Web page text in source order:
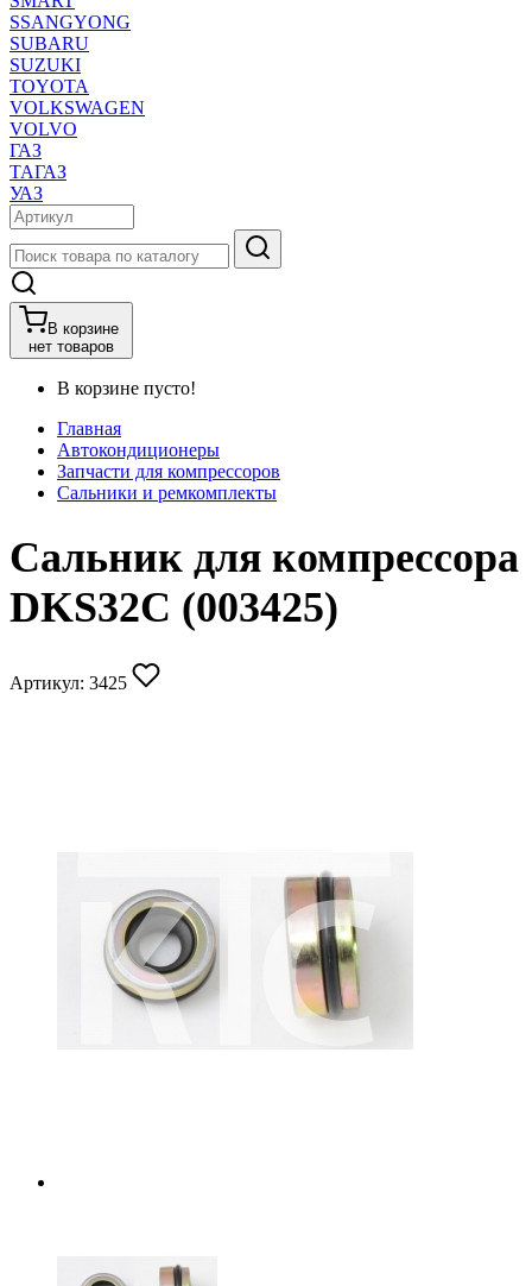
SSANGYONG
SUBARU
SUZUKI
TOYOTA
VOLKSWAGEN
VOLVO
ГАЗ
ТАГАЗ
УАЗ
В корзине
нет товаров
В корзине пусто!
Главная
Автокондиционеры
Запчасти для компрессоров
Сальники и ремкомплекты
Сальник для компрессора
DKS32C (003425)
Артикул: 3425